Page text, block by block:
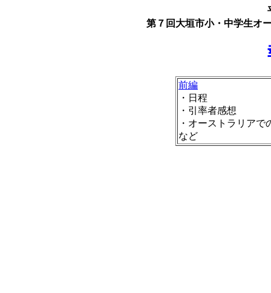
第７回大垣市小・中学生オ
前編
・日程
・引率者感想
・オーストラリアで
など